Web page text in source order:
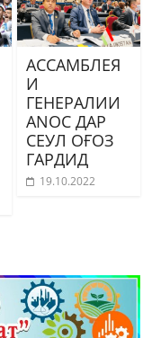
АССАМБЛЕЯ
И
ГЕНЕРАЛИИ
ANOC ДАР
СЕУЛ ОҒОЗ
ГАРДИД
19.10.2022